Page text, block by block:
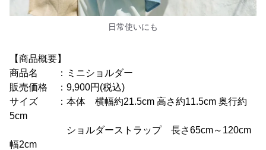
日常使いにも
【商品概要】
商品名 ：ミニショルダー
販売価格 ：9,900円(税込)
サイズ ：本体 横幅約21.5cm 高さ約11.5cm 奥行約
5cm
ショルダーストラップ 長さ65cm～120cm
幅2cm